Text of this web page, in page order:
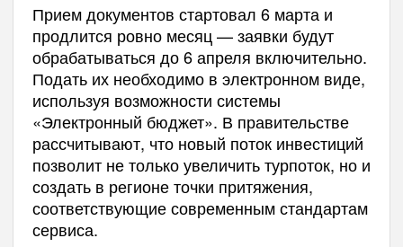
Прием документов стартовал 6 марта и
продлится ровно месяц — заявки будут
обрабатываться до 6 апреля включительно.
Подать их необходимо в электронном виде,
используя возможности системы
«Электронный бюджет». В правительстве
рассчитывают, что новый поток инвестиций
позволит не только увеличить турпоток, но и
создать в регионе точки притяжения,
соответствующие современным стандартам
сервиса.